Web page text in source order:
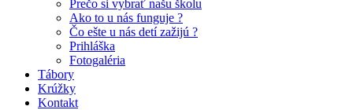
Prečo si vybrať našu školu
Ako to u nás funguje ?
Čo ešte u nás detí zažijú ?
Prihláška
Fotogaléria
Tábory
Krúžky
Kontakt